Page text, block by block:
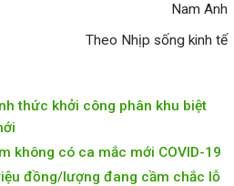
Nam Anh
Theo Nhịp sống kinh tế
thức khởi công phân khu biệt
không có ca mắc mới COVID-19
đồng/lượng đang cầm chắc lỗ